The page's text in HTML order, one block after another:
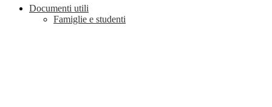
Documenti utili
Famiglie e studenti